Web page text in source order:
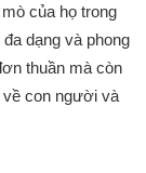
của họ trong
dạng và phong
thuần mà còn
về con người và